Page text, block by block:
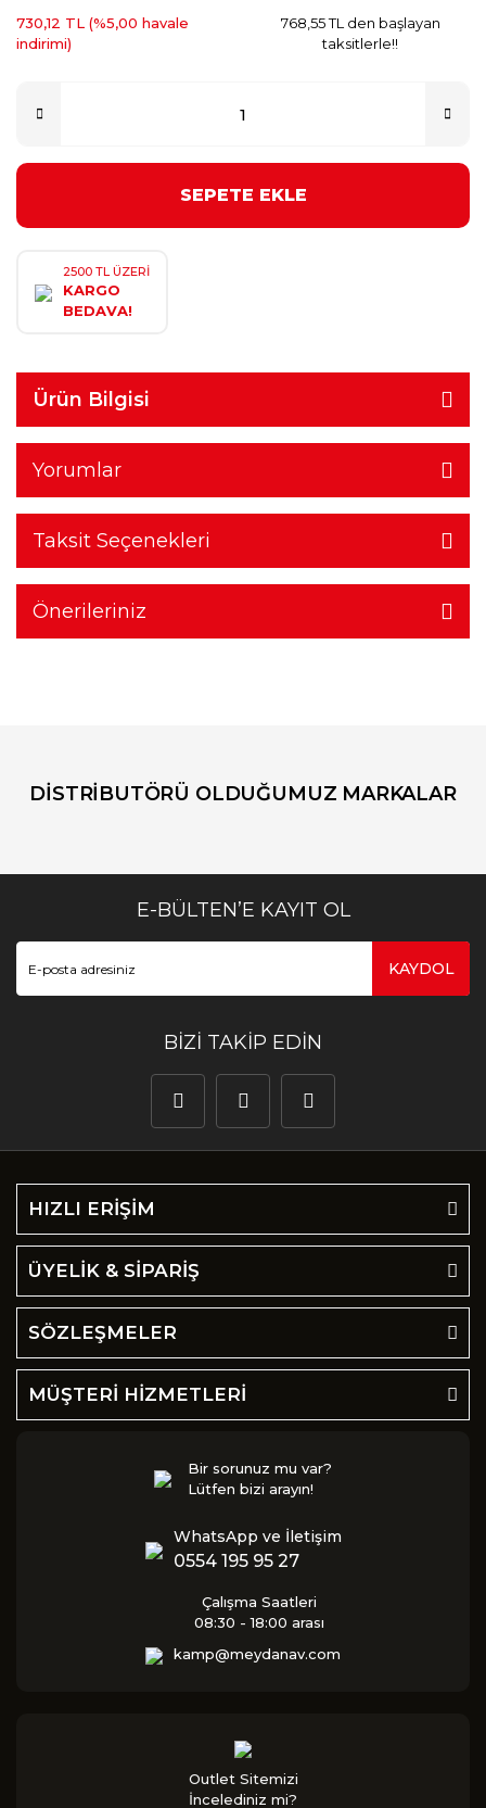
730,12 TL (%5,00 havale
indirimi)
768,55 TL den başlayan
taksitlerle!!
SEPETE EKLE
2500 TL ÜZERİ
KARGO
BEDAVA!
Ürün Bilgisi
Yorumlar
Taksit Seçenekleri
Önerileriniz
DİSTRİBUTÖRÜ OLDUĞUMUZ MARKALAR
E-BÜLTEN’E KAYIT OL
KAYDOL
BİZİ TAKİP EDİN
HIZLI ERİŞİM
ÜYELİK & SİPARİŞ
SÖZLEŞMELER
MÜŞTERİ HİZMETLERİ
Bir sorunuz mu var?
Lütfen bizi arayın!
WhatsApp ve İletişim
0554 195 95 27
Çalışma Saatleri
08:30 - 18:00 arası
kamp@meydanav.com
Outlet Sitemizi
İncelediniz mi?